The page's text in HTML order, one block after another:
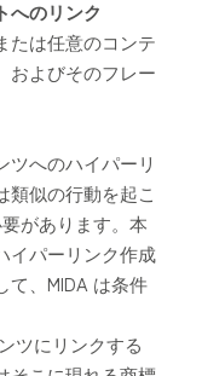
へのリンク
たは任意のコンテ
およびそのフレー
ツへのハイパーリ
類似の行動を起こ
があります。本
イパーリンク作成
、 MIDA は条件
ツにリンクする